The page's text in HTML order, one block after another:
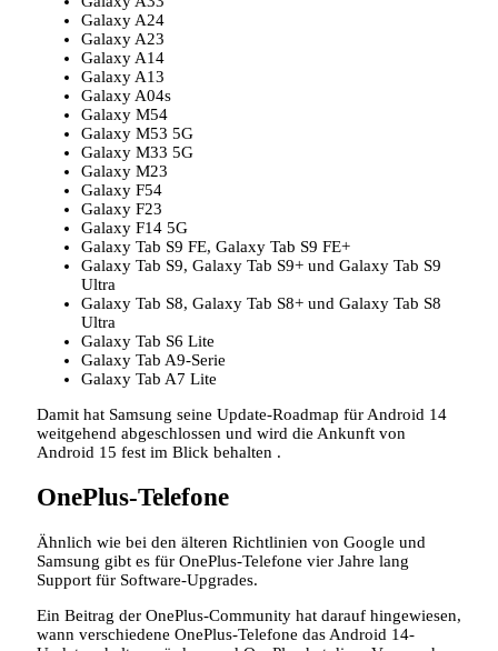
Galaxy A24
Galaxy A23
Galaxy A14
Galaxy A13
Galaxy A04s
Galaxy M54
Galaxy M53 5G
Galaxy M33 5G
Galaxy M23
Galaxy F54
Galaxy F23
Galaxy F14 5G
Galaxy Tab S9 FE, Galaxy Tab S9 FE+
Galaxy Tab S9, Galaxy Tab S9+ und Galaxy Tab S9
Ultra
Galaxy Tab S8, Galaxy Tab S8+ und Galaxy Tab S8
Ultra
Galaxy Tab S6 Lite
Galaxy Tab A9-Serie
Galaxy Tab A7 Lite
Damit hat Samsung seine Update-Roadmap für Android 14
weitgehend abgeschlossen und wird die Ankunft von
Android 15 fest im Blick behalten .
OnePlus-Telefone
Ähnlich wie bei den älteren Richtlinien von Google und
Samsung gibt es für OnePlus-Telefone vier Jahre lang
Support für Software-Upgrades.
Ein Beitrag der OnePlus-Community hat darauf hingewiesen,
wann verschiedene OnePlus-Telefone das Android 14-